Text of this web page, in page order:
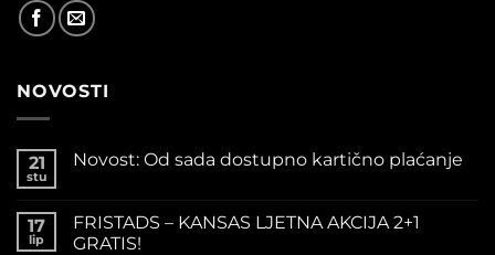
NOVOSTI
21
stu
Novost: Od sada dostupno kartično plaćanje
17
lip
FRISTADS – KANSAS LJETNA AKCIJA 2+1
GRATIS!